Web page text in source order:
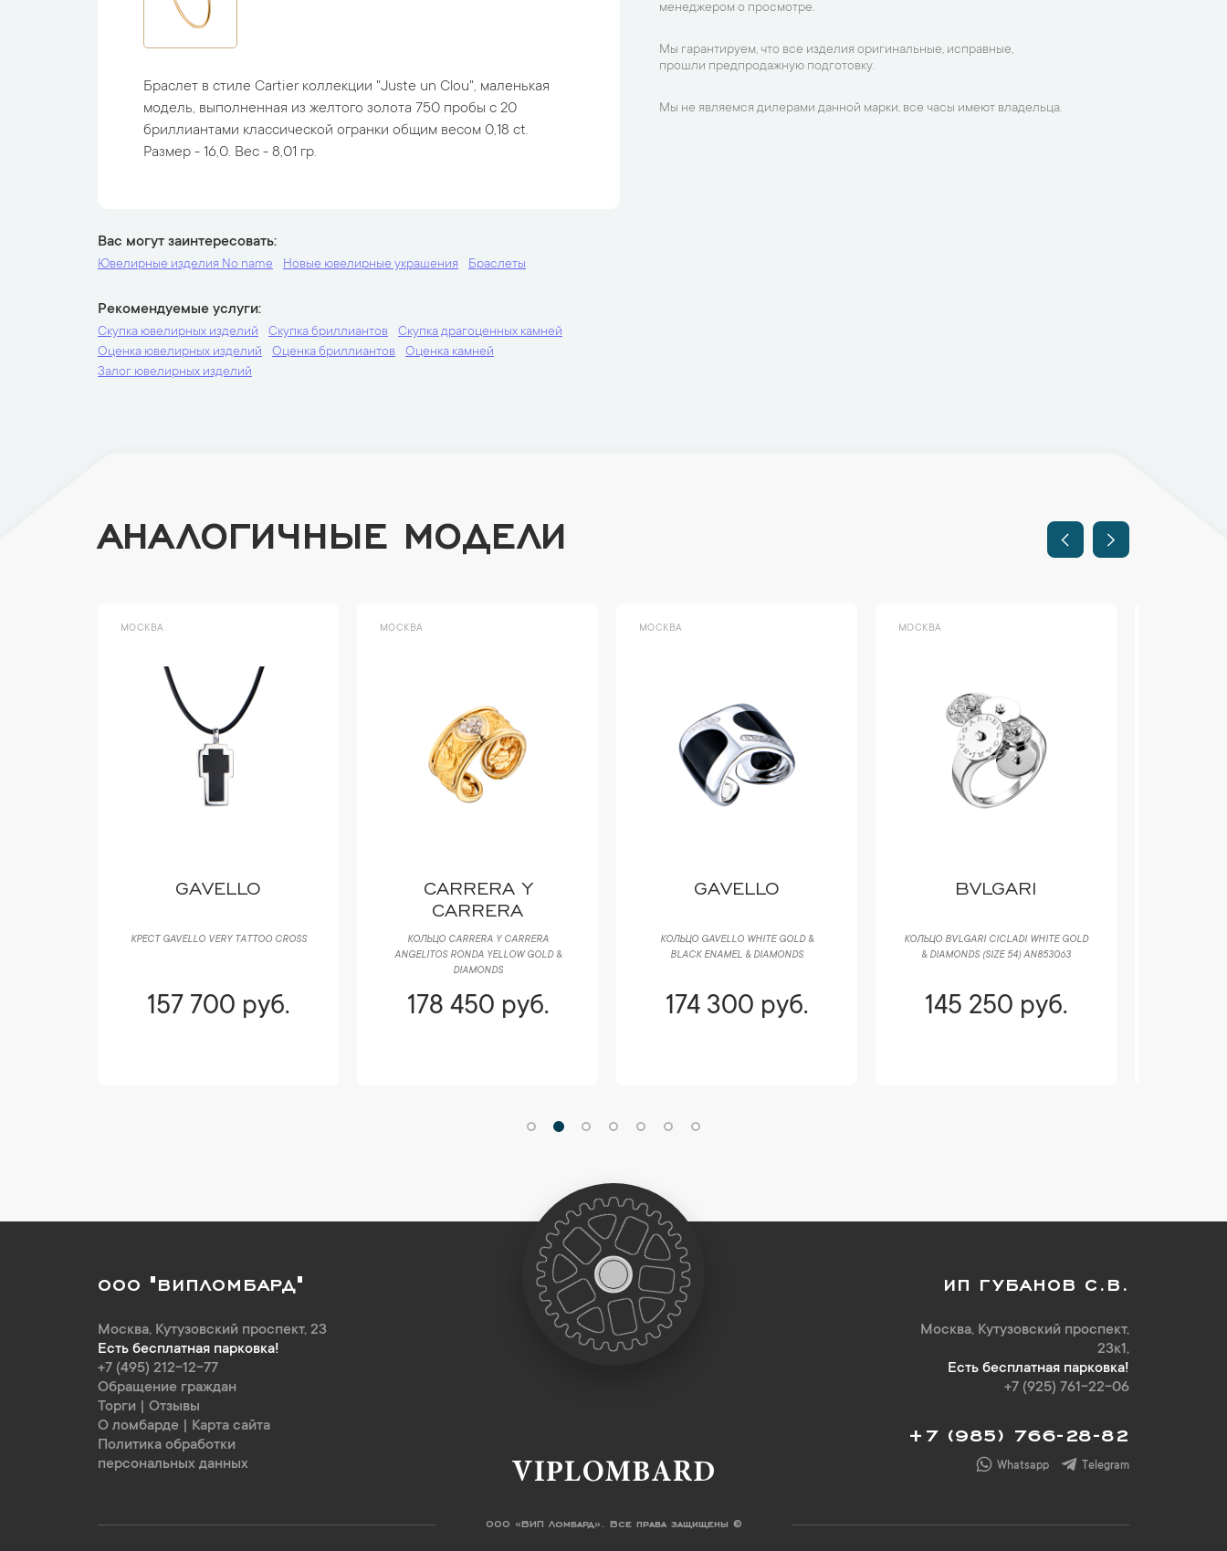
Браслет в стиле Cartier коллекции "Juste un Clou", маленькая
модель, выполненная из желтого золота 750 пробы с 20
бриллиантами классической огранки общим весом 0,18 ct.
Размер - 16,0. Вес - 8,01 гр.
Вас могут заинтересовать
Ювелирные изделия No name Новые ювелирные украшения Браслеты
Рекомендуемые услуги
Скупка ювелирных изделий Скупка бриллиантов
Скупка драгоценных камней
Оценка ювелирных изделий
Оценка бриллиантов
Оценка камней
Залог ювелирных изделий
менеджером о просмотре.
Мы гарантируем, что все изделия оригинальные, исправные,
прошли предпродажную подготовку.
Мы не являемся дилерами данной марки, все часы имеют владельца.
АНАЛОГИЧНЫЕ МОДЕЛИ
МОСКВА
GAVELLO
КРЕСТ GAVELLO VERY TATTOO CROSS
157 700 руб.
МОСКВА
CARRERA Y
CARRERA
КОЛЬЦО CARRERA Y CARRERA
ANGELITOS RONDA YELLOW GOLD &
DIAMONDS
178 450 руб.
МОСКВА
GAVELLO
КОЛЬЦО GAVELLO WHITE GOLD &
BLACK ENAMEL & DIAMONDS
174 300 руб.
МОСКВА
BVLGARI
КОЛЬЦО BVLGARI CICLADI WHITE GOLD
& DIAMONDS (SIZE 54) AN853063
145 250 руб.
ООО "ВИПЛОМБАРД"
Москва, Кутузовский проспект, 23
Есть бесплатная парковка!
+7 (495) 212-12-77
Обращение граждан
Торги
Отзывы
О ломбарде
Карта сайта
Политика обработки
персональных данных
ИП ГУБАНОВ С.В.
Москва, Кутузовский проспект,
23к1,
Есть бесплатная парковка!
+7 (925) 761-22-06
+7 (985) 766-28-82
Whatsapp Telegram
VIPLOMBARD
ООО «ВИП Ломбард». Все права защищены ©